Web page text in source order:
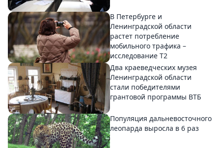
В Петербурге и
Ленинградской области
растет потребление
мобильного трафика –
исследование T2
Два краеведческих музея
Ленинградской области
стали победителями
грантовой программы ВТБ
Популяция дальневосточного
леопарда выросла в 6 раз